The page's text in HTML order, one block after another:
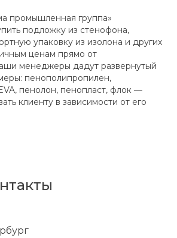
промышленная группа»
подложку из стенофона,
упаковку из изолона и других
ценам прямо от
менеджеры дадут развернутый
пенополипропилен,
пенолон, пенопласт, флок —
клиенту в зависимости от его